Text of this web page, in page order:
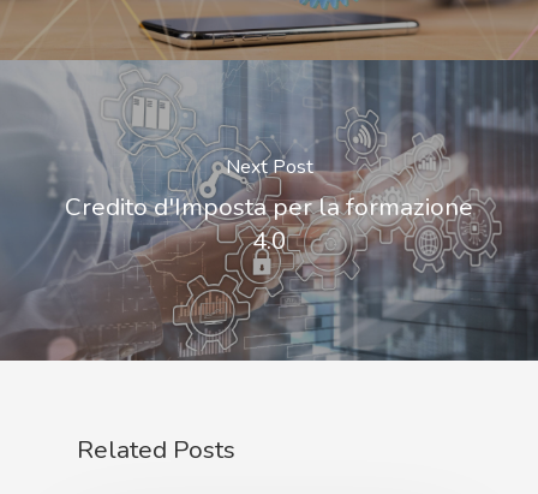
Next Post
Credito d'Imposta per la formazione
4.0
Related Posts